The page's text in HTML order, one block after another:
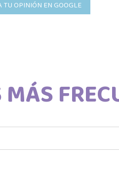
TU OPINIÓN EN GOOGLE